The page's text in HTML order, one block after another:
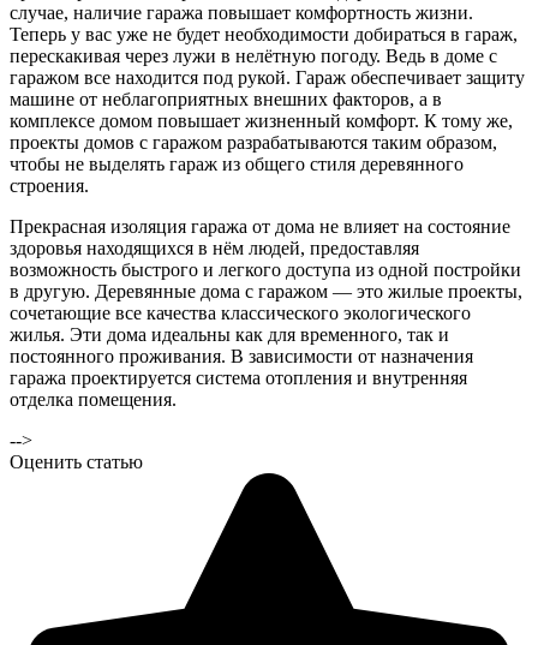
случае, наличие гаража повышает комфортность жизни.
Теперь у вас уже не будет необходимости добираться в гараж,
перескакивая через лужи в нелётную погоду. Ведь в доме с
гаражом все находится под рукой. Гараж обеспечивает защиту
машине от неблагоприятных внешних факторов, а в
комплексе домом повышает жизненный комфорт. К тому же,
проекты домов с гаражом разрабатываются таким образом,
чтобы не выделять гараж из общего стиля деревянного
строения.
Прекрасная изоляция гаража от дома не влияет на состояние
здоровья находящихся в нём людей, предоставляя
возможность быстрого и легкого доступа из одной постройки
в другую. Деревянные дома с гаражом — это жилые проекты,
сочетающие все качества классического экологического
жилья. Эти дома идеальны как для временного, так и
постоянного проживания. В зависимости от назначения
гаража проектируется система отопления и внутренняя
отделка помещения.
-->
Оценить статью